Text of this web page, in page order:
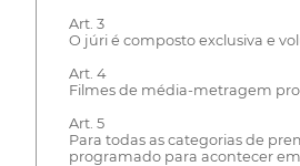
Art. 3
O júri é composto exclusiva e
Art. 4
Filmes de média-metragem
Art. 5
Para todas as categorias de
programado para acontecer